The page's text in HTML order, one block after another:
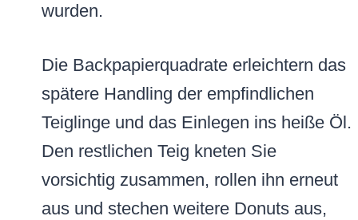
wurden.
Die Backpapierquadrate erleichtern das
spätere Handling der empfindlichen
Teiglinge und das Einlegen ins heiße Öl.
Den restlichen Teig kneten Sie
vorsichtig zusammen, rollen ihn erneut
aus und stechen weitere Donuts aus,